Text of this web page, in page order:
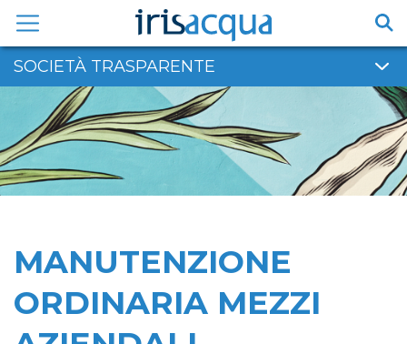
contenuto
SOCIETÀ TRASPARENTE
MANUTENZIONE
ORDINARIA MEZZI